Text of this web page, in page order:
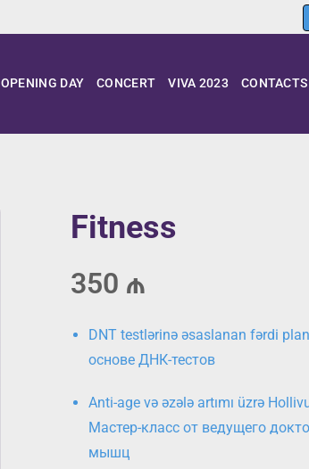
OPENING DAY CONCERT VIVA 2023 CONTACTS
Fitness
350 ₼
DNT testlərinə əsaslanan fərdi
основе ДНК-тестов
Anti-age və əzələ artımı üzrə
Мастер-класс от ведущего
мышц